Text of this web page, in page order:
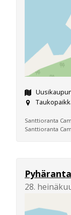
Santtioranta
Santtioranta
28.